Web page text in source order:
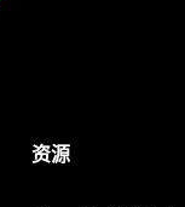
资源